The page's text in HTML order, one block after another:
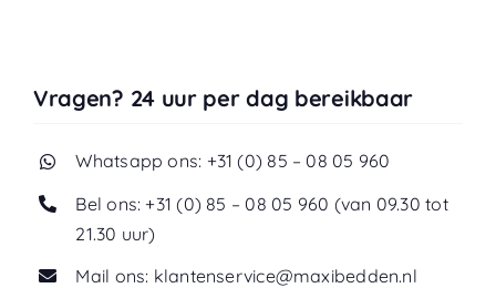
Vragen? 24 uur per dag bereikbaar
Whatsapp ons: +31 (0) 85 – 08 05 960
Bel ons: +31 (0) 85 – 08 05 960 (van 09.30 tot
21.30 uur)
Mail ons: klantenservice@maxibedden.nl